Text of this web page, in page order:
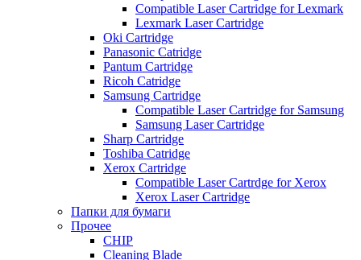
Compatible Laser Cartridge for Lexmark
Lexmark Laser Cartridge
Oki Cartridge
Panasonic Catridge
Pantum Cartridge
Ricoh Catridge
Samsung Cartridge
Compatible Laser Cartridge for Samsung
Samsung Laser Cartridge
Sharp Cartridge
Toshiba Catridge
Xerox Cartridge
Compatible Laser Cartrdge for Xerox
Xerox Laser Cartridge
Папки для бумаги
Прочее
CHIP
Cleaning Blade